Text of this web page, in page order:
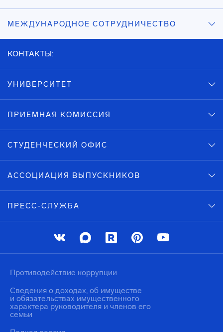
МЕЖДУНАРОДНОЕ СОТРУДНИЧЕСТВО
КОНТАКТЫ:
УНИВЕРСИТЕТ
ПРИЕМНАЯ КОМИССИЯ
СТУДЕНЧЕСКИЙ ОФИС
АССОЦИАЦИЯ ВЫПУСКНИКОВ
ПРЕСС-СЛУЖБА
Противодействие коррупции
Сведения о доходах, об имуществе
и обязательствах имущественного
характера руководителя и членов его
семьи